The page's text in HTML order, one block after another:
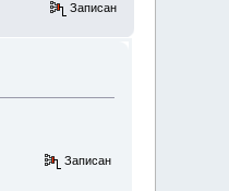
Записан
Записан